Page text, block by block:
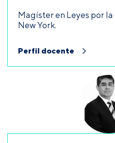
Magíster en Leyes por
New York.
Perfil docente